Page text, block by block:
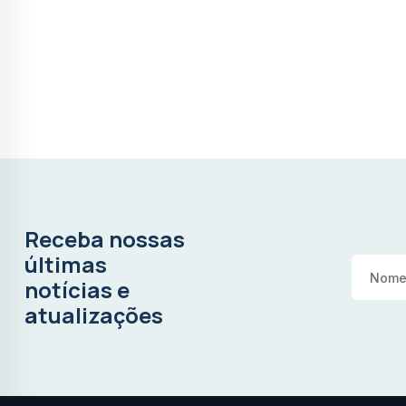
Receba nossas
últimas
notícias e
atualizações